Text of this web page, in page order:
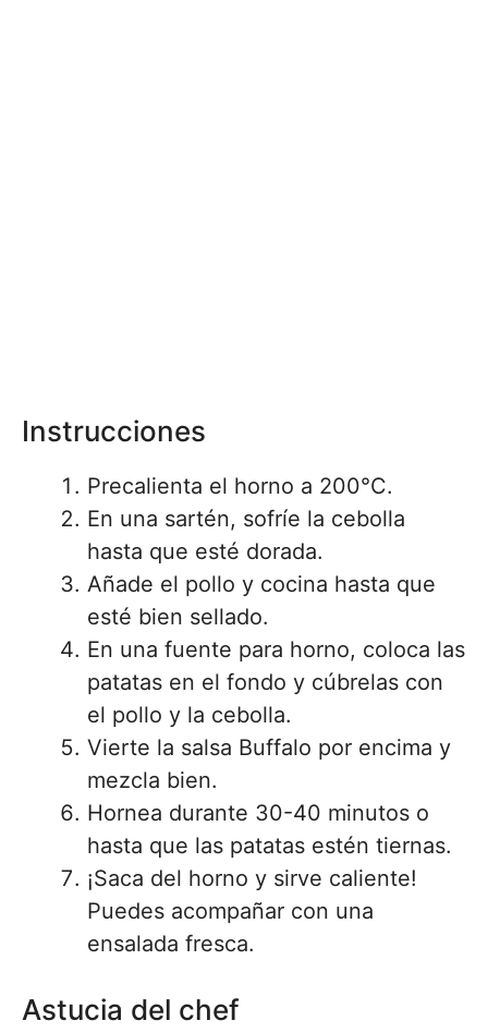
Instrucciones
Precalienta el horno a 200°C.
En una sartén, sofríe la cebolla
hasta que esté dorada.
Añade el pollo y cocina hasta que
esté bien sellado.
En una fuente para horno, coloca las
patatas en el fondo y cúbrelas con
el pollo y la cebolla.
Vierte la salsa Buffalo por encima y
mezcla bien.
Hornea durante 30-40 minutos o
hasta que las patatas estén tiernas.
¡Saca del horno y sirve caliente!
Puedes acompañar con una
ensalada fresca.
Astucia del chef